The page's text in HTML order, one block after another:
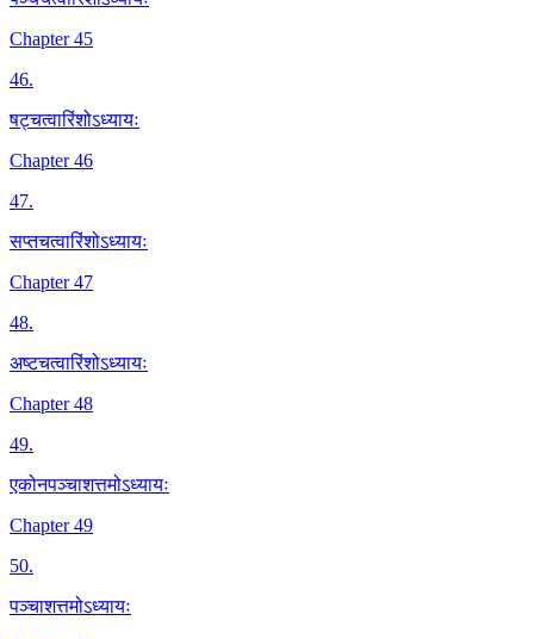
Chapter 45
46.
षट्चत्वारिंशोऽध्यायः
Chapter 46
47.
सप्तचत्वारिंशोऽध्यायः
Chapter 47
48.
अष्टचत्वारिंशोऽध्यायः
Chapter 48
49.
एकोनपञ्चाशत्तमोऽध्यायः
Chapter 49
50.
पञ्चाशत्तमोऽध्यायः